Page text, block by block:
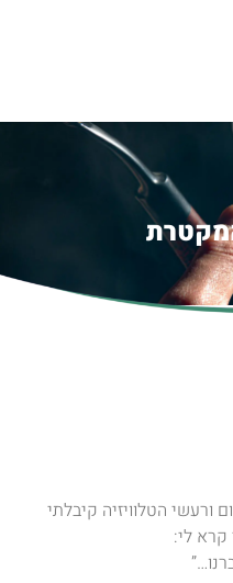
הטלוויזיה קיבלתי
קרא לי: